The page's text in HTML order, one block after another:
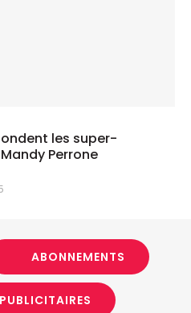
les super-
Perrone
ABONNEMENTS